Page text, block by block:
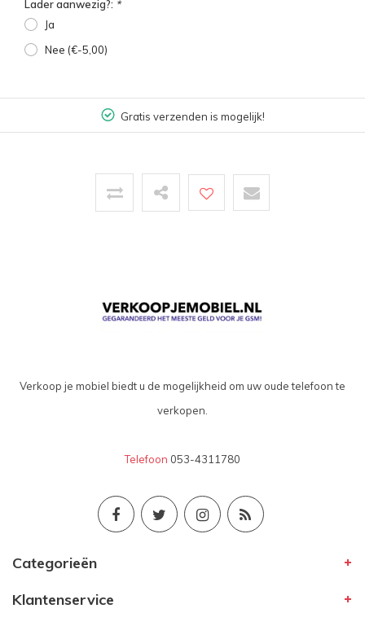
Lader aanwezig?: *
Ja
Nee (€-5,00)
Gratis verzenden is mogelijk!
Verkoop je mobiel biedt u de mogelijkheid om uw oude telefoon te
verkopen.
Telefoon 053-4311780
Categorieën
Klantenservice